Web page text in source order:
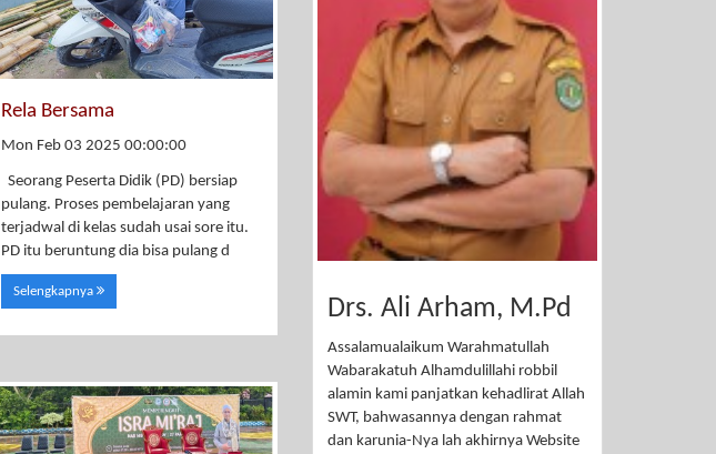
Rela Bersama
Mon Feb 03 2025 00:00:00
Seorang Peserta Didik (PD) bersiap
pulang. Proses pembelajaran yang
terjadwal di kelas sudah usai sore itu.
PD itu beruntung dia bisa pulang d
Selengkapnya
Drs. Ali Arham, M.Pd
Assalamualaikum Warahmatullah
Wabarakatuh Alhamdulillahi robbil
alamin kami panjatkan kehadlirat Allah
SWT, bahwasannya dengan rahmat
dan karunia-Nya lah akhirnya Website